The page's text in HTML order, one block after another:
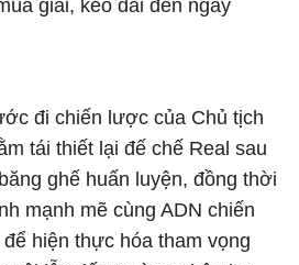
giải, kéo dài đến ngày
đi chiến lược của Chủ tịch
tái thiết lại đế chế Real sau
ghế huấn luyện, đồng thời
mạnh mẽ cùng ADN chiến
hiện thực hóa tham vọng